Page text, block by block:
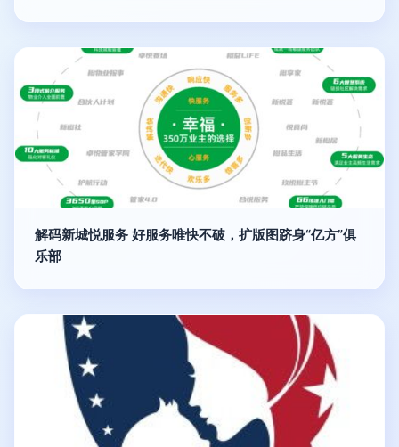
解码新城悦服务 好服务唯快不破，扩版图跻身“亿方”俱
乐部